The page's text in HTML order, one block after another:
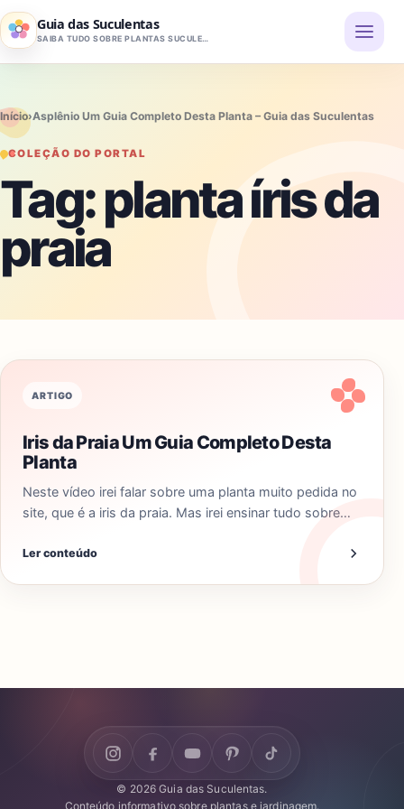
Pular para o conteúdo
Guia das Suculentas
SAIBA TUDO SOBRE PLANTAS SUCULENTAS
Início›Asplênio Um Guia Completo Desta Planta – Guia das Suculentas
COLEÇÃO DO PORTAL
Tag:planta íris da
praia
ARTIGO
Iris da Praia Um Guia Completo Desta
Planta
Neste vídeo irei falar sobre uma planta muito pedida no
site, que é a iris da praia. Mas irei ensinar tudo sobre…
Ler conteúdo
© 2026 Guia das Suculentas.
Conteúdo informativo sobre plantas e jardinagem.